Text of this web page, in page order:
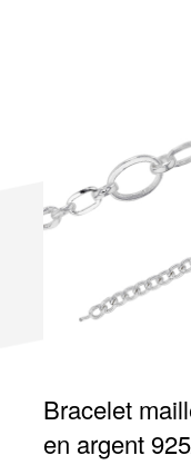
Bracelet
en argent